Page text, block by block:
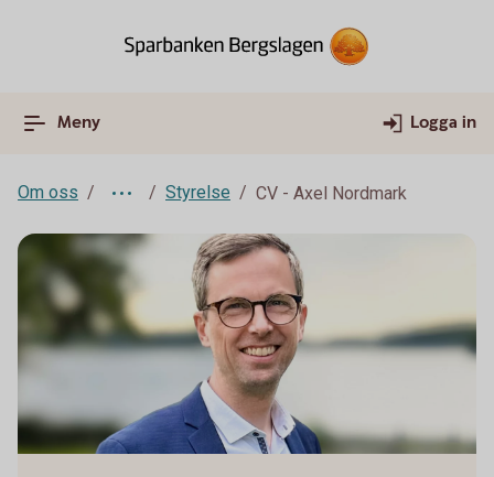
Meny Logga in
Om oss Styrelse CV - Axel Nordmark